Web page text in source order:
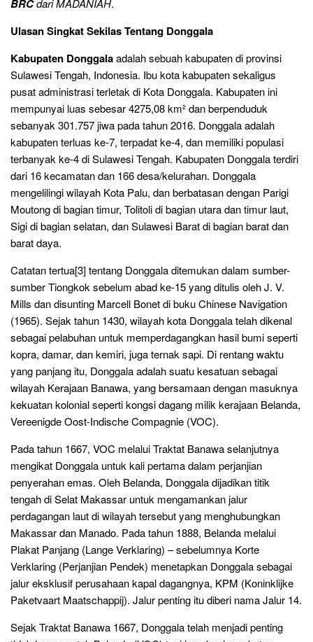
BRCdari MADANIAH.
Ulasan Singkat Sekilas Tentang Donggala
Kabupaten Donggalaadalah sebuah kabupaten di provinsi
Sulawesi Tengah, Indonesia. Ibu kota kabupaten sekaligus
pusat administrasi terletak di Kota Donggala. Kabupaten ini
mempunyai luas sebesar 4275,08 km² dan berpenduduk
sebanyak 301.757 jiwa pada tahun 2016. Donggala adalah
kabupaten terluas ke-7, terpadat ke-4, dan memiliki populasi
terbanyak ke-4 di Sulawesi Tengah. Kabupaten Donggala terdiri
dari 16 kecamatan dan 166 desa/kelurahan. Donggala
mengelilingi wilayah Kota Palu, dan berbatasan dengan Parigi
Moutong di bagian timur, Tolitoli di bagian utara dan timur laut,
Sigi di bagian selatan, dan Sulawesi Barat di bagian barat dan
barat daya.
Catatan tertua[3] tentang Donggala ditemukan dalam sumber-
sumber Tiongkok sebelum abad ke-15 yang ditulis oleh J. V.
Mills dan disunting Marcell Bonet di buku Chinese Navigation
(1965). Sejak tahun 1430, wilayah kota Donggala telah dikenal
sebagai pelabuhan untuk memperdagangkan hasil bumi seperti
kopra, damar, dan kemiri, juga ternak sapi. Di rentang waktu
yang panjang itu, Donggala adalah suatu kesatuan sebagai
wilayah Kerajaan Banawa, yang bersamaan dengan masuknya
kekuatan kolonial seperti kongsi dagang milik kerajaan Belanda,
Vereenigde Oost-Indische Compagnie (VOC).
Pada tahun 1667, VOC melalui Traktat Banawa selanjutnya
mengikat Donggala untuk kali pertama dalam perjanjian
penyerahan emas. Oleh Belanda, Donggala dijadikan titik
tengah di Selat Makassar untuk mengamankan jalur
perdagangan laut di wilayah tersebut yang menghubungkan
Makassar dan Manado. Pada tahun 1888, Belanda melalui
Plakat Panjang (Lange Verklaring) – sebelumnya Korte
Verklaring (Perjanjian Pendek) menetapkan Donggala sebagai
jalur eksklusif perusahaan kapal dagangnya, KPM (Koninklijke
Paketvaart Maatschappij). Jalur penting itu diberi nama Jalur 14.
Sejak Traktat Banawa 1667, Donggala telah menjadi penting